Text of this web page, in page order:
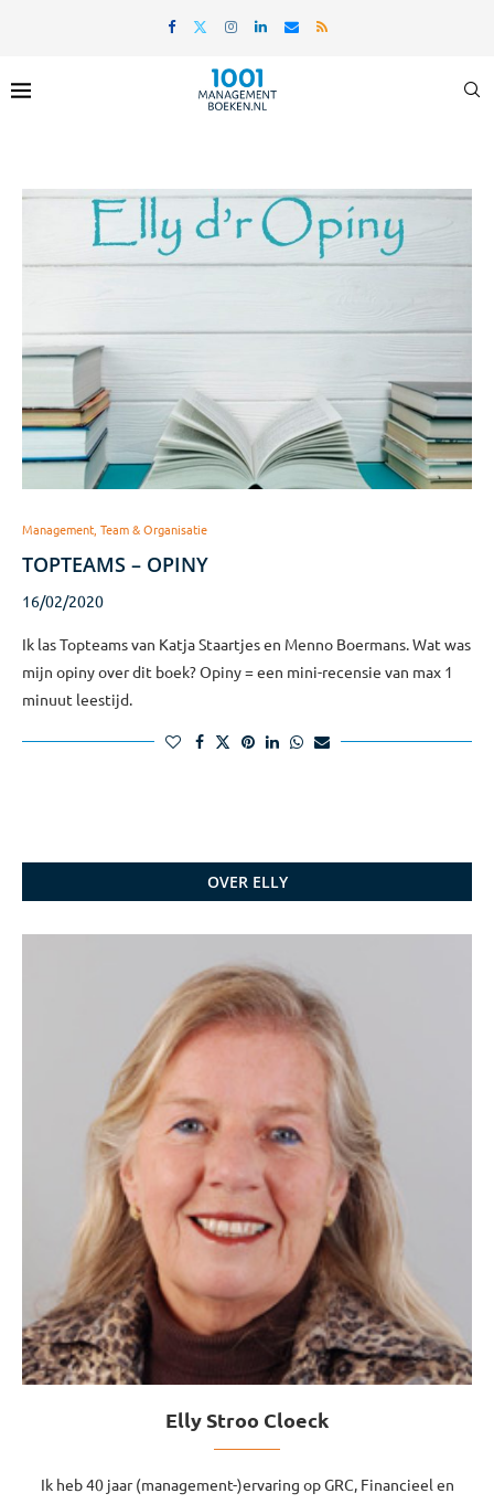
Management, Team & Organisatie
TOPTEAMS – OPINY
16/02/2020
Ik las Topteams van Katja Staartjes en Menno Boermans. Wat was
mijn opiny over dit boek? Opiny = een mini-recensie van max 1
minuut leestijd.
OVER ELLY
Elly Stroo Cloeck
Ik heb 40 jaar (management-)ervaring op GRC, Financieel en